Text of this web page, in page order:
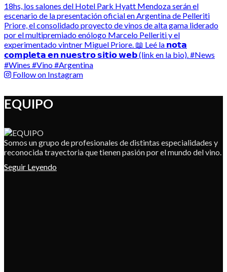
Follow on Instagram
EQUIPO
Somos un grupo de profesionales de distintas especialidades y
reconocida trayectoria que tienen pasión por el mundo del vino.
Seguir Leyendo